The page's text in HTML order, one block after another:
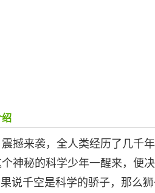
绍
震撼来袭，全人类经历了几千
神秘的科学少年一醒来，便
果说千空是科学的骄子，那么